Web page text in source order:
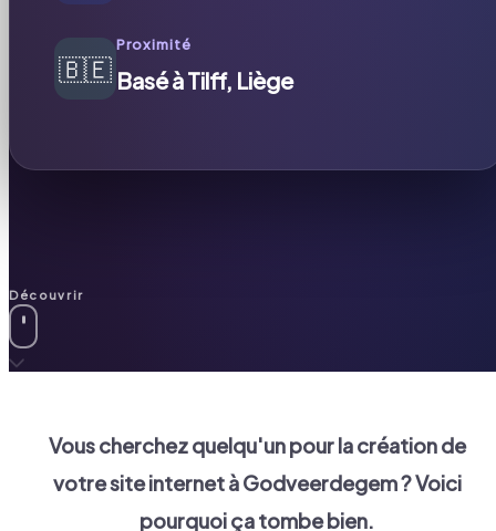
🇧🇪
Proximité
Basé à Tilff, Liège
Découvrir
Vous cherchez quelqu'un pour la création de
votre site internet àGodveerdegem? Voici
pourquoi ça tombe bien.